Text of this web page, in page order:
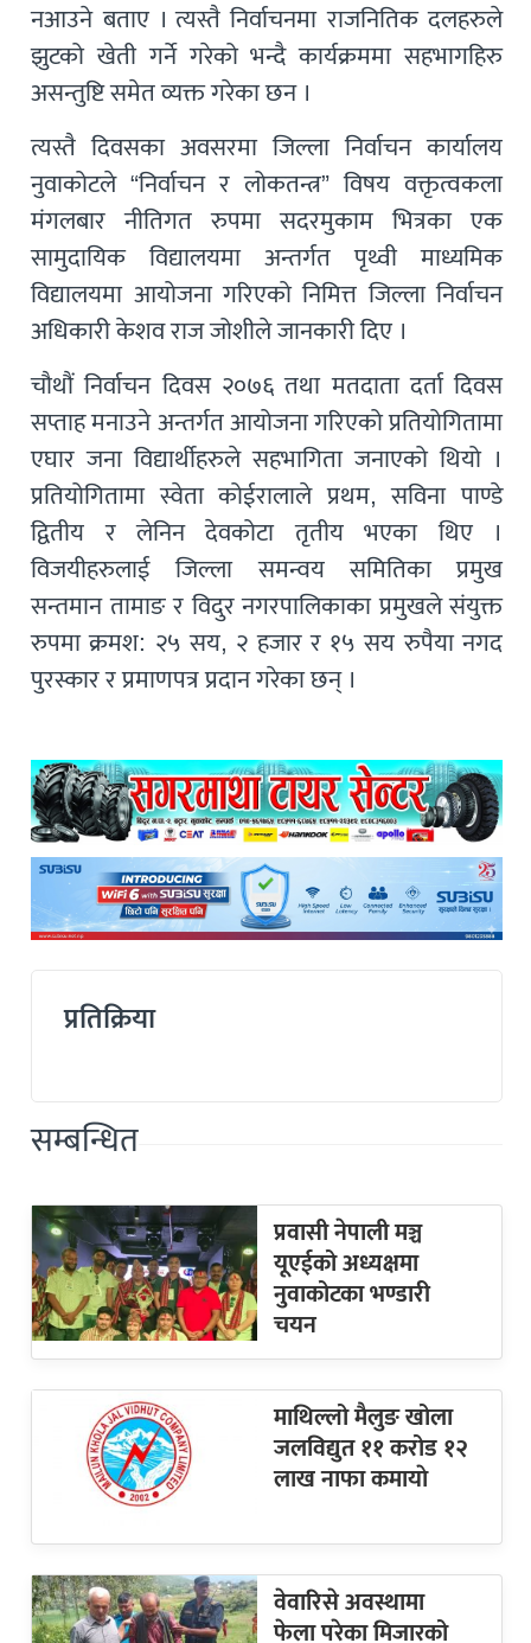
नआउने बताए । त्यस्तै निर्वाचनमा राजनितिक दलहरुले
झुटको खेती गर्ने गरेको भन्दै कार्यक्रममा सहभागहिरु
असन्तुष्टि समेत व्यक्त गरेका छन ।
त्यस्तै दिवसका अवसरमा जिल्ला निर्वाचन कार्यालय
नुवाकोटले “निर्वाचन र लोकतन्त्र” विषय वक्तृत्वकला
मंगलबार नीतिगत रुपमा सदरमुकाम भित्रका एक
सामुदायिक विद्यालयमा अन्तर्गत पृथ्वी माध्यमिक
विद्यालयमा आयोजना गरिएको निमित्त जिल्ला निर्वाचन
अधिकारी केशव राज जोशीले जानकारी दिए ।
चौथौं निर्वाचन दिवस २०७६ तथा मतदाता दर्ता दिवस
सप्ताह मनाउने अन्तर्गत आयोजना गरिएको प्रतियोगितामा
एघार जना विद्यार्थीहरुले सहभागिता जनाएको थियो ।
प्रतियोगितामा स्वेता कोईरालाले प्रथम, सविना पाण्डे
द्वितीय र लेनिन देवकोटा तृतीय भएका थिए ।
विजयीहरुलाई जिल्ला समन्वय समितिका प्रमुख
सन्तमान तामाङ र विदुर नगरपालिकाका प्रमुखले संयुक्त
रुपमा क्रमश: २५ सय, २ हजार र १५ सय रुपैया नगद
पुरस्कार र प्रमाणपत्र प्रदान गरेका छन् ।
प्रतिक्रिया
सम्बन्धित
प्रवासी नेपाली मञ्च
यूएईको अध्यक्षमा
नुवाकोटका भण्डारी
चयन
माथिल्लो मैलुङ खोला
जलविद्युत ११ करोड १२
लाख नाफा कमायाे
वेवारिसे अवस्थामा
फेला परेका मिजारको